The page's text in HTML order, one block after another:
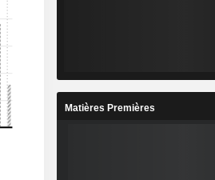
Matières Premières